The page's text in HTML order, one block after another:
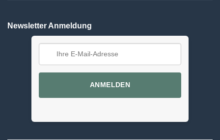
Newsletter Anmeldung
ANMELDEN